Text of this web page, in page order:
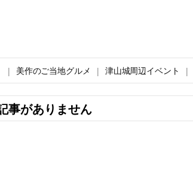
美作のご当地グルメ 津山城周辺イベント
事がありません